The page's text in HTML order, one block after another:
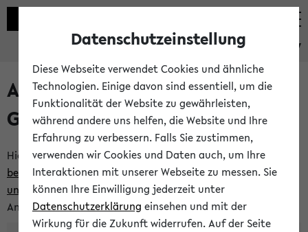
eKVV
Anlegen eines neuen
Gastzugangs
Hier können Sie einen neuen Gastzugang anlegen.Bitte
beachten Sie die Einschränkungen, denen Gastzugänge
unterworfen sind. Tragen Sie den gewünschten
Anmeldenamen und Ihr Passwort ein:
Datenschutzeinstellung
Diese Webseite verwendet Cookies und ähnliche
Technologien. Einige davon sind essentiell, um die
Funktionalität der Website zu gewährleisten,
während andere uns helfen, die Website und Ihre
Erfahrung zu verbessern. Falls Sie zustimmen,
verwenden wir Cookies und Daten auch, um Ihre
Interaktionen mit unserer Webseite zu messen. Sie
können Ihre Einwilligung jederzeit unter
Datenschutzerklärung einsehen und mit der
Wirkung für die Zukunft widerrufen. Auf der Seite